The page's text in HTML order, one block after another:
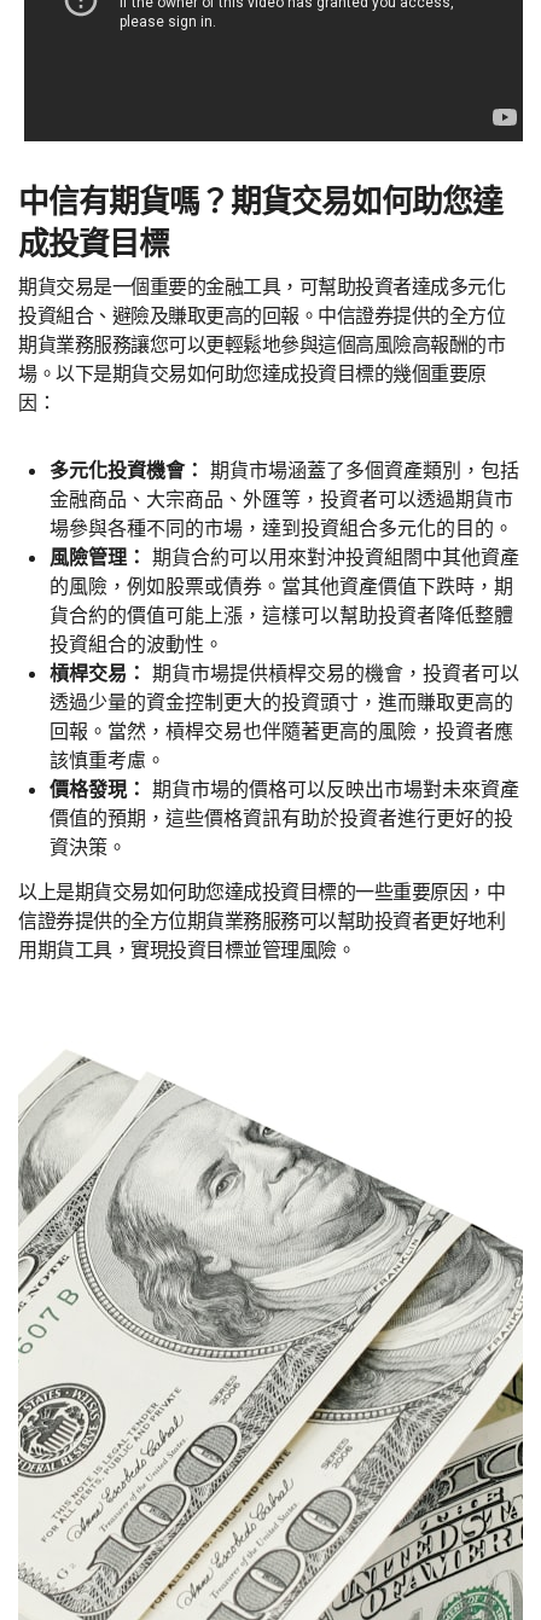
中信有期貨嗎？期貨交易如何助您達
成投資目標
期貨交易是一個重要的金融工具，可幫助投資者達成多元化
投資組合、避險及賺取更高的回報。中信證券提供的全方位
期貨業務服務讓您可以更輕鬆地參與這個高風險高報酬的市
場。以下是期貨交易如何助您達成投資目標的幾個重要原
因：
多元化投資機會： 期貨市場涵蓋了多個資產類別，包括
金融商品、大宗商品、外匯等，投資者可以透過期貨市
場參與各種不同的市場，達到投資組合多元化的目的。
風險管理： 期貨合約可以用來對沖投資組閤中其他資產
的風險，例如股票或債券。當其他資產價值下跌時，期
貨合約的價值可能上漲，這樣可以幫助投資者降低整體
投資組合的波動性。
槓桿交易： 期貨市場提供槓桿交易的機會，投資者可以
透過少量的資金控制更大的投資頭寸，進而賺取更高的
回報。當然，槓桿交易也伴隨著更高的風險，投資者應
該慎重考慮。
價格發現： 期貨市場的價格可以反映出市場對未來資產
價值的預期，這些價格資訊有助於投資者進行更好的投
資決策。
以上是期貨交易如何助您達成投資目標的一些重要原因，中
信證券提供的全方位期貨業務服務可以幫助投資者更好地利
用期貨工具，實現投資目標並管理風險。